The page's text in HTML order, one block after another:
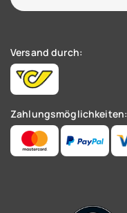
Versand durch:
Zahlungsmöglichkeiten: